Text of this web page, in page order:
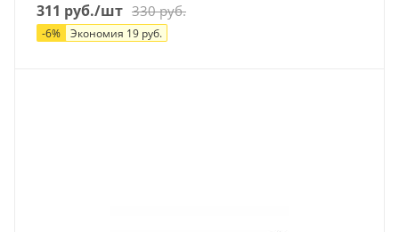
311 руб./шт 330руб.
-6% Экономия 19 руб.